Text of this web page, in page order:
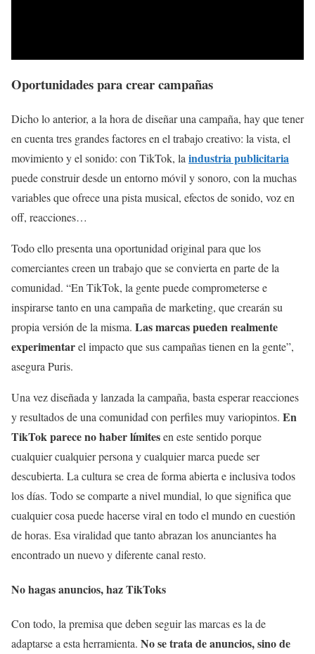
Oportunidades para crear campañas
Dicho lo anterior, a la hora de diseñar una campaña, hay que tener
en cuenta tres grandes factores en el trabajo creativo: la vista, el
movimiento y el sonido: con TikTok, la industria publicitaria
puede construir desde un entorno móvil y sonoro, con la muchas
variables que ofrece una pista musical, efectos de sonido, voz en
off, reacciones…
Todo ello presenta una oportunidad original para que los
comerciantes creen un trabajo que se convierta en parte de la
comunidad. “En TikTok, la gente puede comprometerse e
inspirarse tanto en una campaña de marketing, que crearán su
propia versión de la misma. Las marcas pueden realmente
experimentarel impacto que sus campañas tienen en la gente”,
asegura Puris.
Una vez diseñada y lanzada la campaña, basta esperar reacciones
y resultados de una comunidad con perfiles muy variopintos. En
TikTok parece no haber límitesen este sentido porque
cualquier cualquier persona y cualquier marca puede ser
descubierta. La cultura se crea de forma abierta e inclusiva todos
los días. Todo se comparte a nivel mundial, lo que significa que
cualquier cosa puede hacerse viral en todo el mundo en cuestión
de horas. Esa viralidad que tanto abrazan los anunciantes ha
encontrado un nuevo y diferente canal resto.
No hagas anuncios, haz TikToks
Con todo, la premisa que deben seguir las marcas es la de
adaptarse a esta herramienta. No se trata de anuncios, sino de